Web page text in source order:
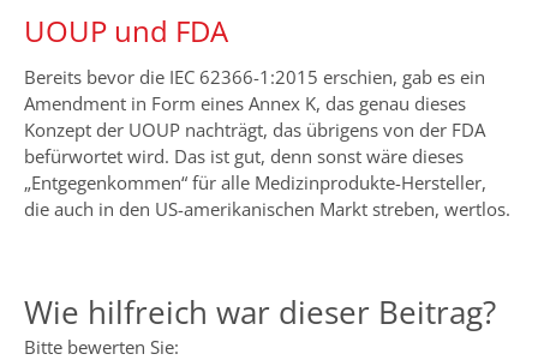
UOUP und FDA
Bereits bevor die IEC 62366-1:2015 erschien, gab es ein
Amendment in Form eines Annex K, das genau dieses
Konzept der UOUP nachträgt, das übrigens von der FDA
befürwortet wird. Das ist gut, denn sonst wäre dieses
„Entgegenkommen“ für alle Medizinprodukte-Hersteller,
die auch in den US-amerikanischen Markt streben, wertlos.
Wie hilfreich war dieser Beitrag?
Bitte bewerten Sie: